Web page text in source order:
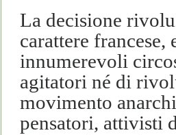
La decisione
carattere
innumerevoli
agitatori né di
movimento
pensatori, attivisti